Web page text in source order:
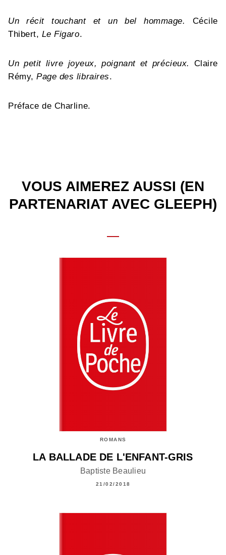
Un récit touchant et un bel hommage. Cécile
Thibert, Le Figaro.
Un petit livre joyeux, poignant et précieux.
Claire
Rémy,Page des libraires.
Préface de Charline.
VOUS AIMEREZ AUSSI (EN
PARTENARIAT AVEC GLEEPH)
ROMANS
LA BALLADE DE L'ENFANT-GRIS
Baptiste Beaulieu
21/02/2018